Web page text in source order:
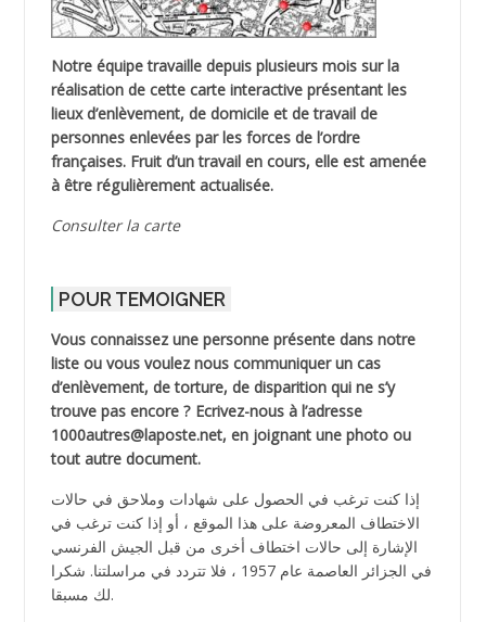
Notre équipe travaille depuis plusieurs mois sur la
réalisation de cette carte interactive présentant les
lieux d’enlèvement, de domicile et de travail de
personnes enlevées par les forces de l’ordre
françaises. Fruit d’un travail en cours, elle est amenée
à être régulièrement actualisée.
Consulter la carte
POUR TEMOIGNER
Vous connaissez une personne présente dans notre
liste ou vous voulez nous communiquer un cas
d’enlèvement, de torture, de disparition qui ne s’y
trouve pas encore ? Ecrivez-nous à l’adresse
1000autres@laposte.net, en joignant une photo ou
tout autre document.
إذا كنت ترغب في الحصول على شهادات وملاحق في حالات
الاختطاف المعروضة على هذا الموقع ، أو إذا كنت ترغب في
الإشارة إلى حالات اختطاف أخرى من قبل الجيش الفرنسي
في الجزائر العاصمة عام 1957 ، فلا تتردد في مراسلتنا. شكرا
لك مسبقا.